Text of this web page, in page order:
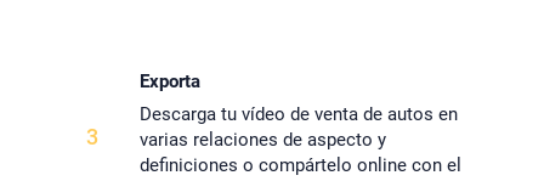
3
Exporta
Descarga tu vídeo de venta de autos en
varias relaciones de aspecto y
definiciones o compártelo online con el